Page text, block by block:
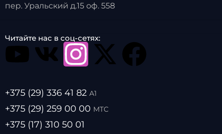
пер. Уральский д.15 оф. 558
Читайте нас в соц-сетях:
+375 (29) 336 41 82 А1
+375 (29) 259 00 00 МТС
+375 (17) 310 50 01